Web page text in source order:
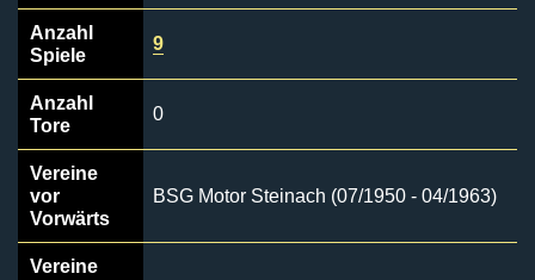
Anzahl
Spiele
9
Anzahl
Tore
0
Vereine
vor
Vorwärts
BSG Motor Steinach (07/1950 - 04/1963)
Vereine